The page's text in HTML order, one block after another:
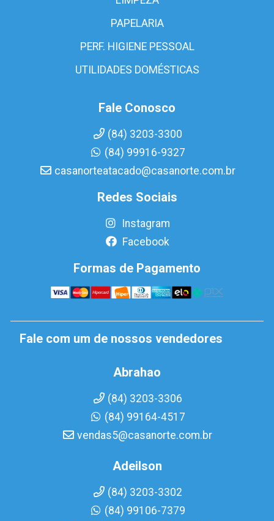
PAPELARIA
PERF. HIGIENE PESSOAL
UTILIDADES DOMÉSTICAS
Fale Conosco
(84) 3203-3300
(84) 99916-9327
casanorteatacado@casanorte.com.br
Redes Sociais
Instagram
Facebook
Formas de Pagamento
Fale com um de nossos vendedores
Abrahao
(84) 3203-3306
(84) 99164-4517
vendas5@casanorte.com.br
Adeilson
(84) 3203-3302
(84) 99106-7379